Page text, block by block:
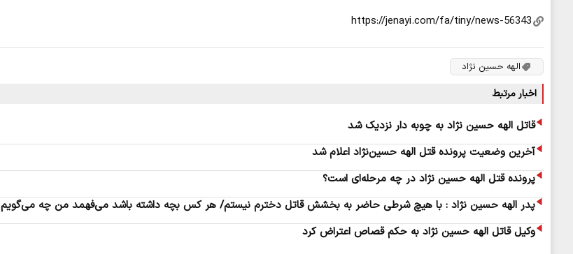
الهه حسین نژاد
اخبار مرتبط
قاتل الهه حسین نژاد به چوبه دار نزدیک شد
آخرین وضعیت پرونده قتل الهه حسین‌نژاد اعلام شد
پرونده قتل الهه حسین نژاد در چه مرحله‌ای است؟
پدر الهه حسین نژاد : با هیچ شرطی حاضر به بخشش قاتل دخترم نیستم/ هر کس بچه داشته باشد می‌فهمد من چه می‌گویم
وکیل قاتل الهه حسین نژاد به حکم قصاص اعتراض کرد